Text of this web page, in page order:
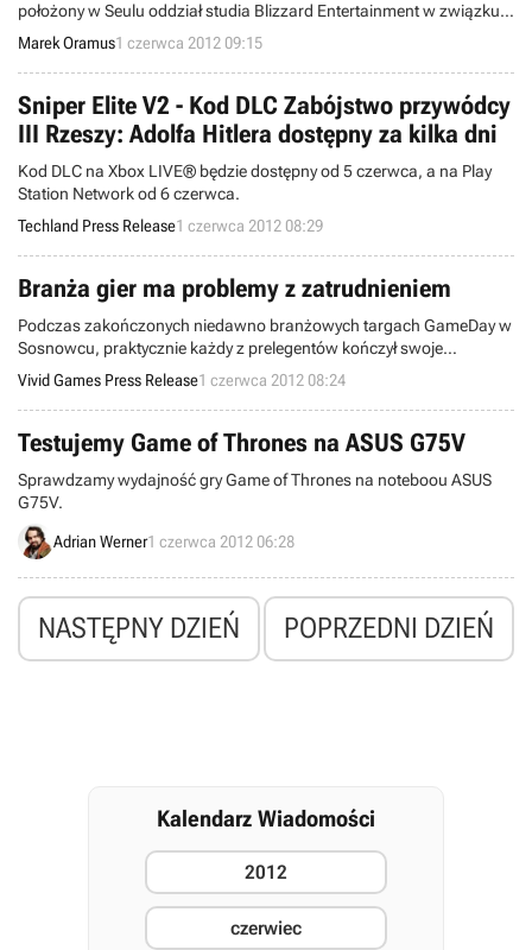
położony w Seulu oddział studia Blizzard Entertainment w związku z
licznymi skargami graczy dotyczącymi gry Diablo III.
Marek Oramus1 czerwca 2012 09:15
Sniper Elite V2 - Kod DLC Zabójstwo przywódcy
III Rzeszy: Adolfa Hitlera dostępny za kilka dni
Kod DLC na Xbox LIVE® będzie dostępny od 5 czerwca, a na Play
Station Network od 6 czerwca.
Techland Press Release1 czerwca 2012 08:29
Branża gier ma problemy z zatrudnieniem
Podczas zakończonych niedawno branżowych targach GameDay w
Sosnowcu, praktycznie każdy z prelegentów kończył swoje
wystąpienie apelem do publiczności o zgłaszanie swoich
kandydatur do pracy.
Vivid Games Press Release1 czerwca 2012 08:24
Testujemy Game of Thrones na ASUS G75V
Sprawdzamy wydajność gry Game of Thrones na noteboou ASUS
G75V.
Adrian Werner1 czerwca 2012 06:28
NASTĘPNY DZIEŃ POPRZEDNI DZIEŃ
Kalendarz Wiadomości
2012
czerwiec